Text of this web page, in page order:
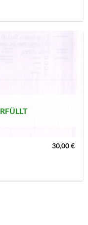
30,00€